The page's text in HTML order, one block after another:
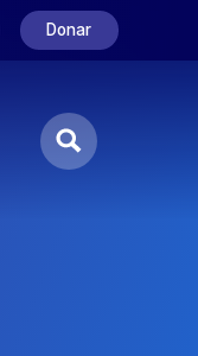
Donar
Buscar